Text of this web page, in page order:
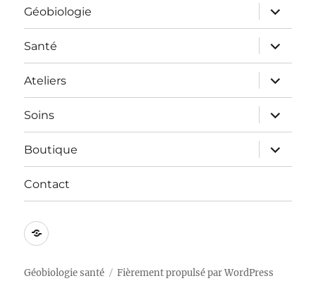
Géobiologie
ouvrir
le
sous-
menu
Santé
ouvrir
le
sous-
menu
Ateliers
ouvrir
le
sous-
menu
Soins
ouvrir
le
sous-
menu
Boutique
ouvrir
le
sous-
Contact
Mentions
Géobiologie santé Fièrement propulsé par WordPress